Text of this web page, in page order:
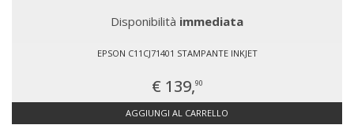
Disponibilità immediata
EPSON C11CJ71401 STAMPANTE INKJET
€ 139,90
AGGIUNGI AL CARRELLO